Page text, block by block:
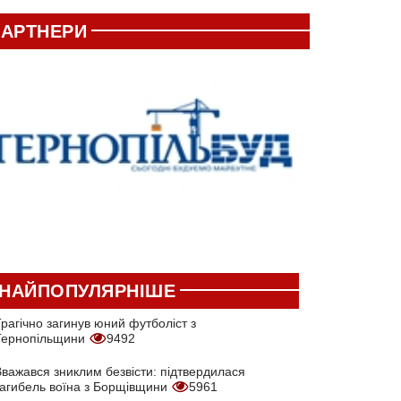
загинув юний футболіст з
9492
зниклим безвісти: підтвердилася
воїна з Борщівщини
5961